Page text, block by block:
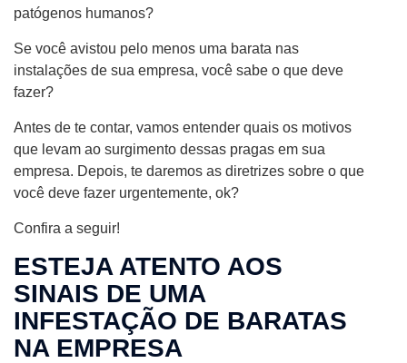
patógenos humanos?
Se você avistou pelo menos uma barata nas
instalações de sua empresa, você sabe o que deve
fazer?
Antes de te contar, vamos entender quais os motivos
que levam ao surgimento dessas pragas em sua
empresa. Depois, te daremos as diretrizes sobre o que
você deve fazer urgentemente, ok?
Confira a seguir!
ESTEJA ATENTO AOS
SINAIS DE UMA
INFESTAÇÃO DE BARATAS
NA EMPRESA